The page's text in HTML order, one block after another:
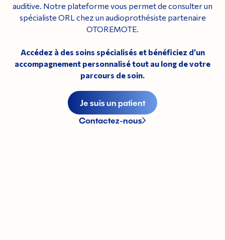
auditive. Notre plateforme vous permet de consulter un
spécialiste ORL chez un audioprothésiste partenaire
OTOREMOTE.
Accédez à des soins spécialisés et bénéficiez d’un
accompagnement personnalisé tout au long de votre
parcours de soin.
Je suis un patient
Contactez-nous